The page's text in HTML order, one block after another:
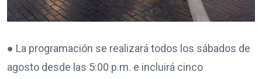
● La programación se realizará todos los sábados de
agosto desde las 5:00 p.m. e incluirá cinco